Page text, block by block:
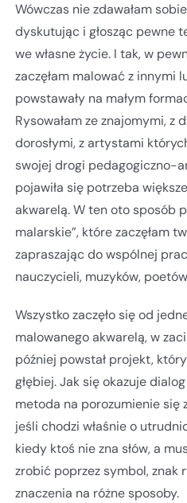
Wówczas nie zdawałam
dyskutując i głosząc pewne
we własne życie. I tak, w
zaczęłam malować z innymi
powstawały na małym
Rysowałam ze znajomymi, z
dorosłymi, z artystami
swojej drogi pedagogiczno-
pojawiła się potrzeba
akwarelą. W ten oto sposób
malarskie”, które zaczęłam
zapraszając do wspólnej
nauczycieli, muzyków,
Wszystko zaczęło się od
malowanego akwarelą, w
później powstał projekt,
głębiej. Jak się okazuje
metoda na porozumienie się
jeśli chodzi właśnie o
kiedy ktoś nie zna słów, a
zrobić poprzez symbol, znak
znaczenia na różne sposoby.